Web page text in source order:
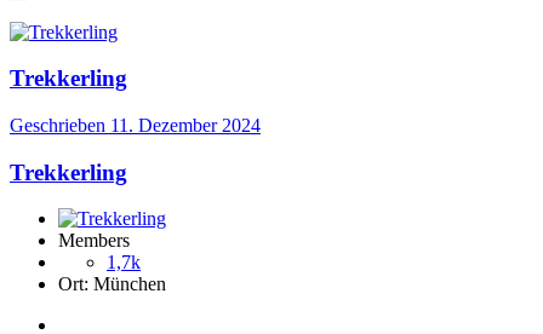
Trekkerling
Geschrieben 11. Dezember 2024
Trekkerling
Members
1,7k
Ort: München